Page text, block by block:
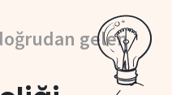
gelen